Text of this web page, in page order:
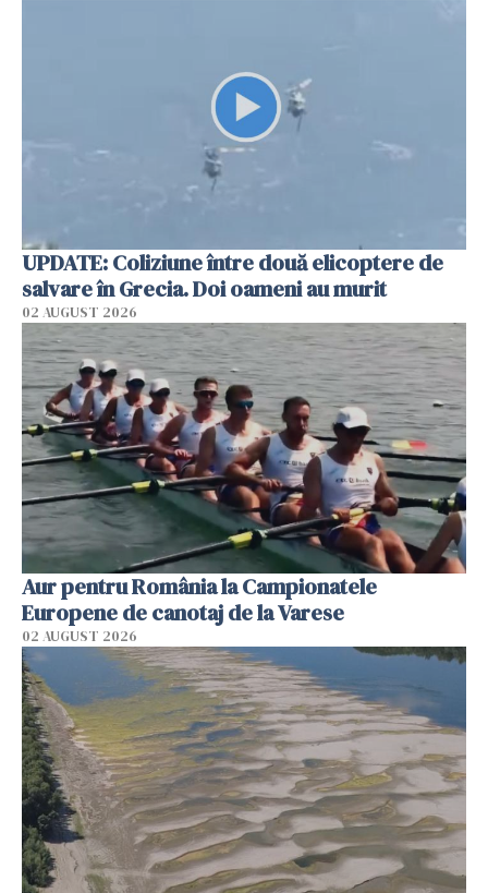
UPDATE: Coliziune între două elicoptere de
salvare în Grecia. Doi oameni au murit
02 AUGUST 2026
Aur pentru România la Campionatele
Europene de canotaj de la Varese
02 AUGUST 2026